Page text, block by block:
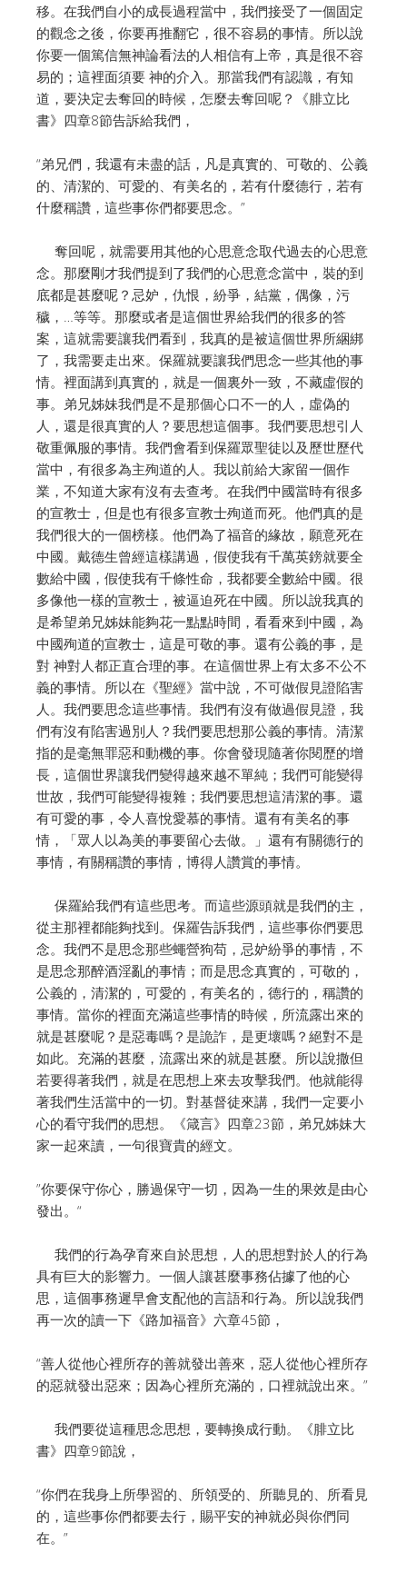
移。在我們自小的成長過程當中，我們接受了一個固定
的觀念之後，你要再推翻它，很不容易的事情。所以說
你要一個篤信無神論看法的人相信有上帝，真是很不容
易的；這裡面須要 神的介入。那當我們有認識，有知
道，要決定去奪回的時候，怎麼去奪回呢？《腓立比
書》四章8節告訴給我們，
“弟兄們，我還有未盡的話，凡是真實的、可敬的、公義
的、清潔的、可愛的、有美名的，若有什麼德行，若有
什麼稱讚，這些事你們都要思念。”
奪回呢，就需要用其他的心思意念取代過去的心思意
念。那麼剛才我們提到了我們的心思意念當中，裝的到
底都是甚麼呢？忌妒，仇恨，紛爭，結黨，偶像，污
穢，…等等。那麼或者是這個世界給我們的很多的答
案，這就需要讓我們看到，我真的是被這個世界所綑綁
了，我需要走出來。保羅就要讓我們思念一些其他的事
情。裡面講到真實的，就是一個裏外一致，不藏虛假的
事。弟兄姊妹我們是不是那個心口不一的人，虛偽的
人，還是很真實的人？要思想這個事。我們要思想引人
敬重佩服的事情。我們會看到保羅眾聖徒以及歷世歷代
當中，有很多為主殉道的人。我以前給大家留一個作
業，不知道大家有沒有去查考。在我們中國當時有很多
的宣教士，但是也有很多宣教士殉道而死。他們真的是
我們很大的一個榜樣。他們為了福音的緣故，願意死在
中國。戴德生曾經這樣講過，假使我有千萬英鎊就要全
數給中國，假使我有千條性命，我都要全數給中國。很
多像他一樣的宣教士，被逼迫死在中國。所以說我真的
是希望弟兄姊妹能夠花一點點時間，看看來到中國，為
中國殉道的宣教士，這是可敬的事。還有公義的事，是
對 神對人都正直合理的事。在這個世界上有太多不公不
義的事情。所以在《聖經》當中說，不可做假見證陷害
人。我們要思念這些事情。我們有沒有做過假見證，我
們有沒有陷害過別人？我們要思想那公義的事情。清潔
指的是毫無罪惡和動機的事。你會發現隨著你閱歷的增
長，這個世界讓我們變得越來越不單純；我們可能變得
世故，我們可能變得複雜；我們要思想這清潔的事。還
有可愛的事，令人喜悅愛慕的事情。還有有美名的事
情，「眾人以為美的事要留心去做。」還有有關德行的
事情，有關稱讚的事情，博得人讚賞的事情。
保羅給我們有這些思考。而這些源頭就是我們的主，
從主那裡都能夠找到。保羅告訴我們，這些事你們要思
念。我們不是思念那些蠅營狗苟，忌妒紛爭的事情，不
是思念那醉酒淫亂的事情；而是思念真實的，可敬的，
公義的，清潔的，可愛的，有美名的，德行的，稱讚的
事情。當你的裡面充滿這些事情的時候，所流露出來的
就是甚麼呢？是惡毒嗎？是詭詐，是更壞嗎？絕對不是
如此。充滿的甚麼，流露出來的就是甚麼。所以說撒但
若要得著我們，就是在思想上來去攻擊我們。他就能得
著我們生活當中的一切。對基督徒來講，我們一定要小
心的看守我們的思想。《箴言》四章23節，弟兄姊妹大
家一起來讀，一句很寶貴的經文。
”你要保守你心，勝過保守一切，因為一生的果效是由心
發出。“
我們的行為孕育來自於思想，人的思想對於人的行為
具有巨大的影響力。一個人讓甚麼事務佔據了他的心
思，這個事務遲早會支配他的言語和行為。所以說我們
再一次的讀一下《路加福音》六章45節，
“善人從他心裡所存的善就發出善來，惡人從他心裡所存
的惡就發出惡來；因為心裡所充滿的，口裡就說出來。”
我們要從這種思念思想，要轉換成行動。《腓立比
書》四章9節說，
“你們在我身上所學習的、所領受的、所聽見的、所看見
的，這些事你們都要去行，賜平安的神就必與你們同
在。”